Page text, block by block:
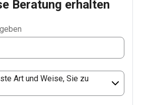
Beratung erhalten
Art und Weise, Sie zu